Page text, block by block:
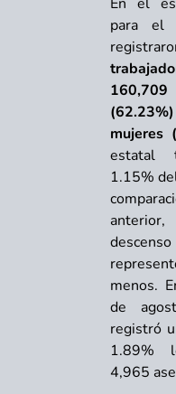
para el
mujeres
estatal
1.15%
menos.
de
registró
1.89%
4,965